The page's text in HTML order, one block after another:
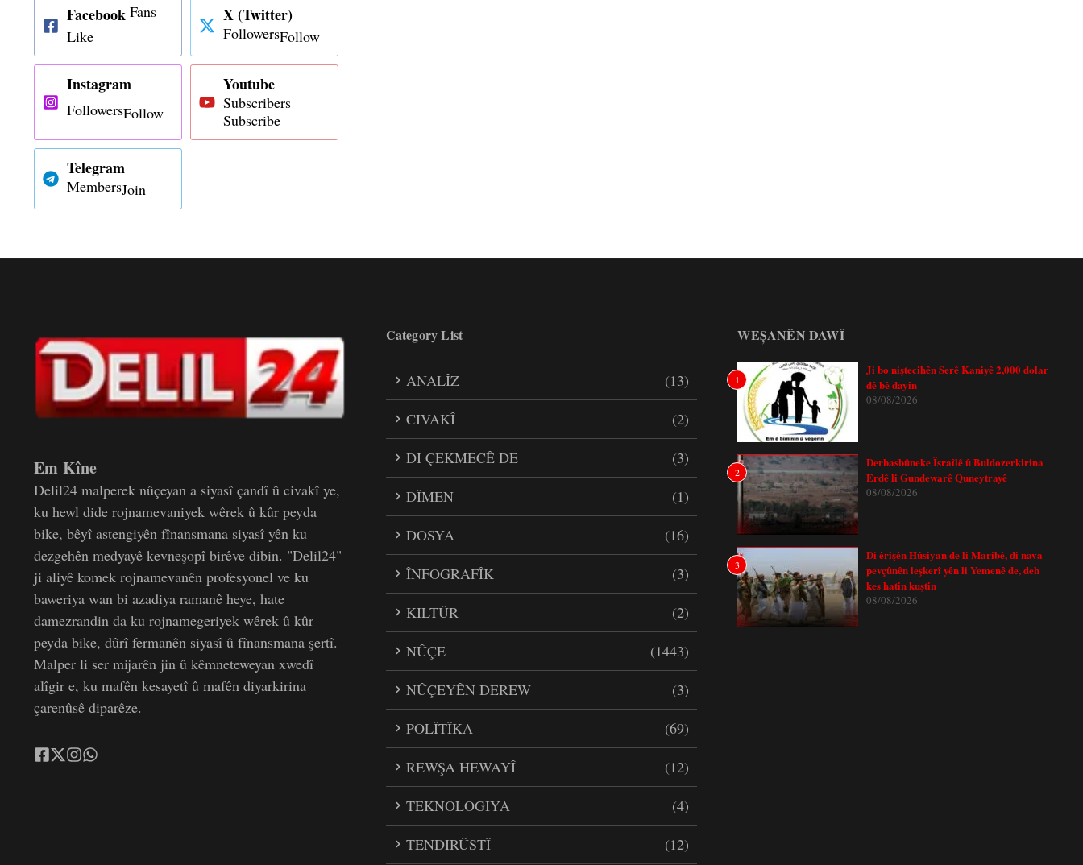
Facebook Fans
Like
X (Twitter)
FollowersFollow
Instagram
FollowersFollow
Youtube
Subscribers
Subscribe
Telegram
MembersJoin
Em Kîne
Delil24 malperek nûçeyan a siyasî çandî û civakî ye,
ku hewl dide rojnamevaniyek wêrek û kûr peyda
bike, bêyî astengiyên fînansmana siyasî yên ku
dezgehên medyayê kevneşopî birêve dibin. "Delil24"
ji aliyê komek rojnamevanên profesyonel ve ku
baweriya wan bi azadiya ramanê heye, hate
damezrandin da ku rojnamegeriyek wêrek û kûr
peyda bike, dûrî fermanên siyasî û fînansmana şertî.
Malper li ser mijarên jin û kêmneteweyan xwedî
alîgir e, ku mafên kesayetî û mafên diyarkirina
çarenûsê diparêze.
Category List
ANALÎZ
(13)
CIVAKÎ
(2)
DI ÇEKMECÊ DE
(3)
DÎMEN
(1)
DOSYA
(16)
ÎNFOGRAFÎK
(3)
KILTÛR
(2)
NÛÇE
(1443)
NÛÇEYÊN DEREW
(3)
POLÎTÎKA
(69)
REWŞA HEWAYÎ
(12)
TEKNOLOGIYA
(4)
TENDIRÛSTÎ
(12)
WEȘANÊN DAWÎ
1
Ji bo niştecihên Serê Kaniyê 2,000 dolar
dê bê dayîn
08/08/2026
2
Derbasbûneke Îsraîlê û Buldozerkirina
Erdê li Gundewarê Quneytrayê
08/08/2026
3
Di êrîşên Hûsiyan de li Maribê, di nava
pevçûnên leşkerî yên li Yemenê de, deh
kes hatin kuştin
08/08/2026